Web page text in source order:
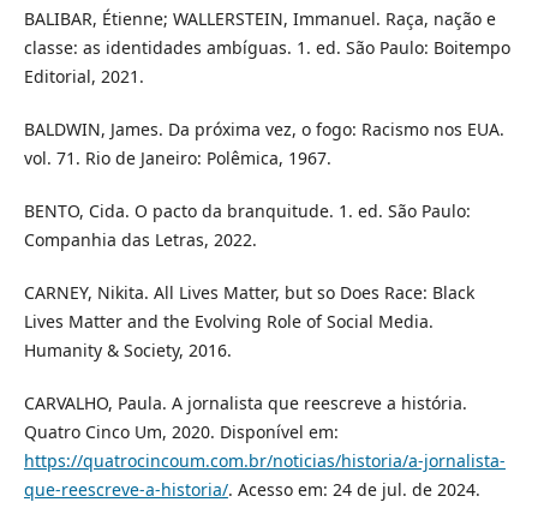
BALIBAR, Étienne; WALLERSTEIN, Immanuel. Raça, nação e
classe: as identidades ambíguas. 1. ed. São Paulo: Boitempo
Editorial, 2021.
BALDWIN, James. Da próxima vez, o fogo: Racismo nos EUA.
vol. 71. Rio de Janeiro: Polêmica, 1967.
BENTO, Cida. O pacto da branquitude. 1. ed. São Paulo:
Companhia das Letras, 2022.
CARNEY, Nikita. All Lives Matter, but so Does Race: Black
Lives Matter and the Evolving Role of Social Media.
Humanity & Society, 2016.
CARVALHO, Paula. A jornalista que reescreve a história.
Quatro Cinco Um, 2020. Disponível em:
https://quatrocincoum.com.br/noticias/historia/a-jornalista-
que-reescreve-a-historia/. Acesso em: 24 de jul. de 2024.